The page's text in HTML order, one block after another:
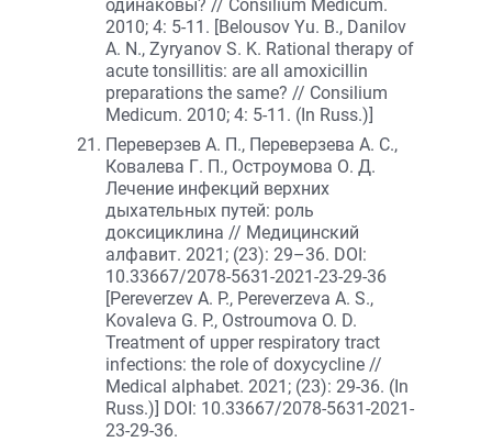
одинаковы? // Consilium Medicum.
2010; 4: 5-11. [Belousov Yu. B., Danilov
A. N., Zyryanov S. K. Rational therapy of
acute tonsillitis: are all amoxicillin
preparations the same? // Consilium
Medicum. 2010; 4: 5-11. (In Russ.)]
Переверзев А. П., Переверзева А. С.,
Ковалева Г. П., Остроумова О. Д.
Лечение инфекций верхних
дыхательных путей: роль
доксициклина // Медицинский
алфавит. 2021; (23): 29–36. DOI:
10.33667/2078-5631-2021-23-29-36
[Pereverzev A. P., Pereverzeva A. S.,
Kovaleva G. P., Ostroumova O. D.
Treatment of upper respiratory tract
infections: the role of doxycycline //
Medical alphabet. 2021; (23): 29-36. (In
Russ.)] DOI: 10.33667/2078-5631-2021-
23-29-36.